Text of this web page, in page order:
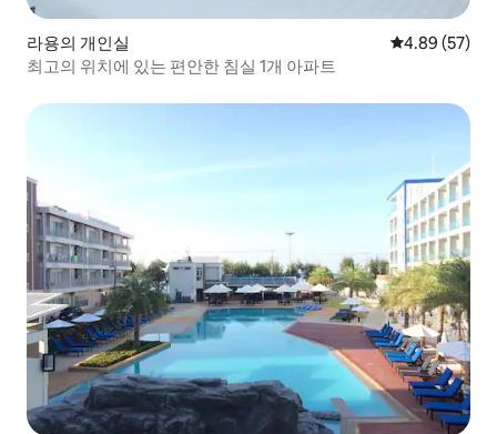
라용의 개인실 평점 4.89점(5
4.89 (57)
최고의 위치에 있는 편안한 침실 1개 아파트